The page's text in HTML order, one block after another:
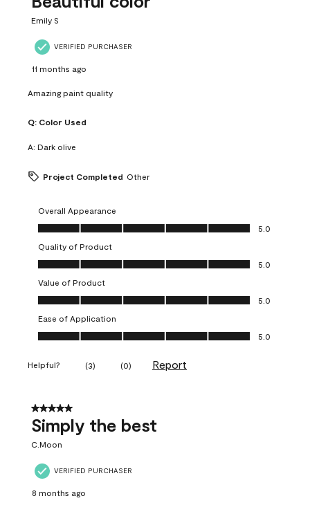
Emily S
VERIFIED PURCHASER
11 months ago
Amazing paint quality
Q: Color Used
A: Dark olive
Project Completed Other
Overall Appearance
Overall Appearance, 5.0 out of 5
5.0
Quality of Product
Quality of Product, 5.0 out of 5
5.0
Value of Product
Value of Product, 5.0 out of 5
5.0
Ease of Application
Ease of Application, 5.0 out of 5
5.0
Helpful? (3) (0) Report
5 out of 5 stars.
Simply the best
C.Moon
VERIFIED PURCHASER
8 months ago